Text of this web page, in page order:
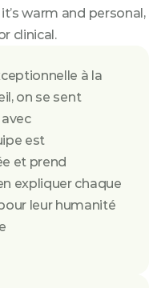
warm and personal,
clinical.
à la
on se sent
est
et prend
expliquer chaque
leur humanité